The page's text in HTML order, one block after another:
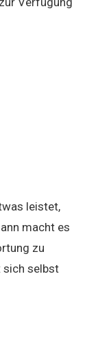
leistet,
macht es
zu
sich selbst